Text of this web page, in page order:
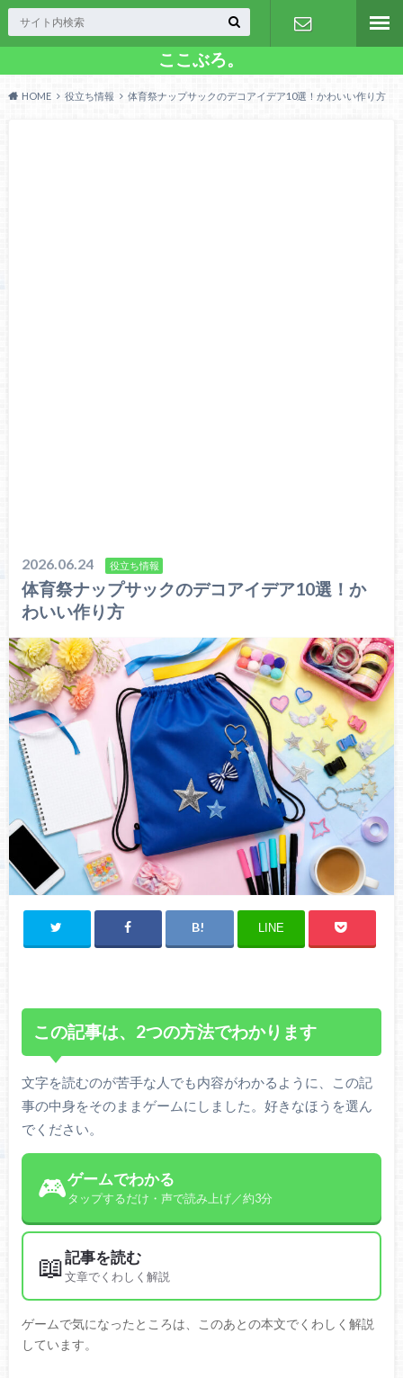
ここぶろ。
HOME 役立ち情報 体育祭ナップサックのデコアイデア10選！かわいい作り方
2026.06.24 役立ち情報
体育祭ナップサックのデコアイデア10選！か
わいい作り方
LINE
この記事は、2つの方法でわかります
文字を読むのが苦手な人でも内容がわかるように、この記
事の中身をそのままゲームにしました。好きなほうを選ん
でください。
🎮ゲームでわかる
タップするだけ・声で読み上げ／約3分
📖記事を読む
文章でくわしく解説
ゲームで気になったところは、このあとの本文でくわしく解説
しています。